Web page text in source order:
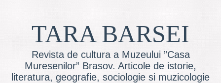
TARA BARSEI
Revista de cultura a Muzeului ”Casa
Muresenilor” Brasov. Articole de istorie,
literatura, geografie, sociologie si muzicologie